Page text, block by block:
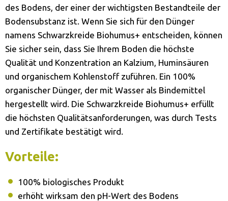
des Bodens, der einer der wichtigsten Bestandteile der
Bodensubstanz ist. Wenn Sie sich für den Dünger
namens Schwarzkreide Biohumus+ entscheiden, können
Sie sicher sein, dass Sie Ihrem Boden die höchste
Qualität und Konzentration an Kalzium, Huminsäuren
und organischem Kohlenstoff zuführen. Ein 100%
organischer Dünger, der mit Wasser als Bindemittel
hergestellt wird. Die Schwarzkreide Biohumus+ erfüllt
die höchsten Qualitätsanforderungen, was durch Tests
und Zertifikate bestätigt wird.
Vorteile:
100% biologisches Produkt
erhöht wirksam den pH-Wert des Bodens